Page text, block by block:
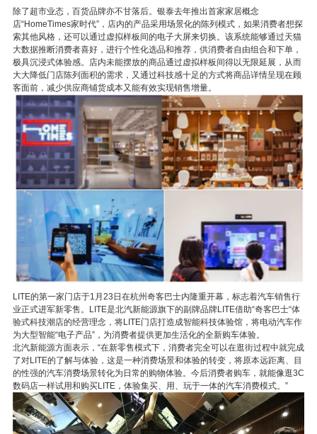
除了超市业态，百货品牌亦不甘落后。银泰去年推出首家家居概念
店“HomeTimes家时代”，店内的产品采用场景化的陈列模式，如果消费者想探
索其他风格，还可以通过虚拟样板间的电子大屏来切换。该系统能够通过天猫
大数据推断消费者喜好，进行个性化选品和推荐，供消费者自由组合和下单，
极具沉浸式体验感。店内未能摆放的商品通过虚拟样板间得以无限延展，从而
大大降低门店陈列面积的需求，又通过科技感十足的方式将商品详情呈现在顾
客面前，减少供应商铺货成本又能有效实现销售增量。
LITE的第一家门店于1月23日在杭州奇客巴士内隆重开幕，标志着汽车销售行
业正式进军新零售。LITE是北汽新能源旗下的副牌品牌LITE借助“奇客巴士“体
验式科技潮店的经营理念，将LITE门店打造成智能科技体验馆，将电动汽车作
为大型智能“电子产品”，为消费者提供更加生活化的全新购车体验。
北汽新能源方面表示，“在新零售模式下，消费者完全可以在逛街过程中就完成
了对LITE的了解与体验，这是一种消费场景和体验的转变，将原本远距离、目
的性强的汽车消费场景转化为日常的购物体验。今后消费者购车，就能像逛3C
数码店一样试用和购买LITE，体验集买、用、玩于一体的汽车消费模式。”